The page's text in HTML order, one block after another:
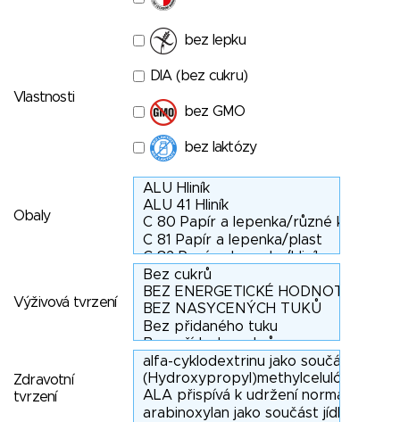
Vlastnosti
bez lepku
DIA (bez cukru)
bez GMO
bez laktózy
Obaly
Výživová tvrzení
Zdravotní
tvrzení